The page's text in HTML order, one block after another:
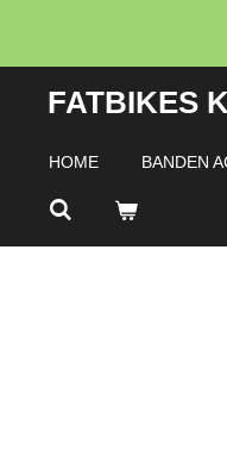
direct
naar
hoofdinhoud
FATBIKES
HOME BANDEN